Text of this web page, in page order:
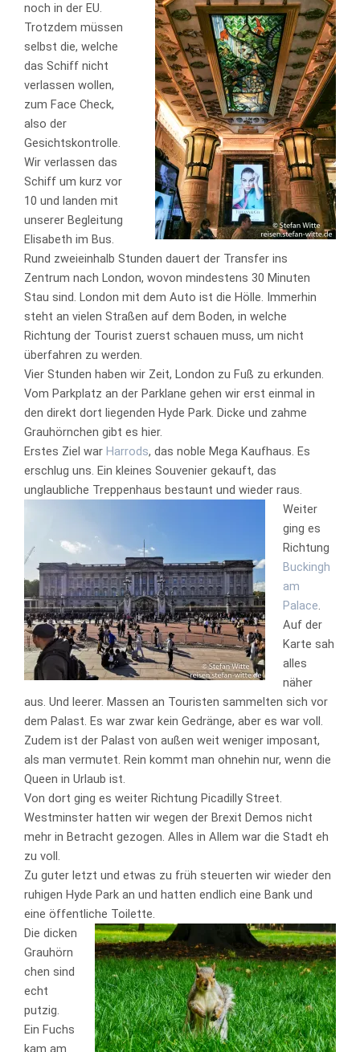
noch in der EU.
Trotzdem müssen
selbst die, welche
das Schiff nicht
verlassen wollen,
zum Face Check,
also der
Gesichtskontrolle.
Wir verlassen das
Schiff um kurz vor
10 und landen mit
unserer Begleitung
Elisabeth im Bus.
Rund zweieinhalb Stunden dauert der Transfer ins
Zentrum nach London, wovon mindestens 30 Minuten
Stau sind. London mit dem Auto ist die Hölle. Immerhin
steht an vielen Straßen auf dem Boden, in welche
Richtung der Tourist zuerst schauen muss, um nicht
überfahren zu werden.
Vier Stunden haben wir Zeit, London zu Fuß zu erkunden.
Vom Parkplatz an der Parklane gehen wir erst einmal in
den direkt dort liegenden Hyde Park. Dicke und zahme
Grauhörnchen gibt es hier.
Erstes Ziel war Harrods, das noble Mega Kaufhaus. Es
erschlug uns. Ein kleines Souvenier gekauft, das
unglaubliche Treppenhaus bestaunt und wieder raus.
Weiter
ging es
Richtung
Buckingh
am
Palace.
Auf der
Karte sah
alles
näher
aus. Und leerer. Massen an Touristen sammelten sich vor
dem Palast. Es war zwar kein Gedränge, aber es war voll.
Zudem ist der Palast von außen weit weniger imposant,
als man vermutet. Rein kommt man ohnehin nur, wenn die
Queen in Urlaub ist.
Von dort ging es weiter Richtung Picadilly Street.
Westminster hatten wir wegen der Brexit Demos nicht
mehr in Betracht gezogen. Alles in Allem war die Stadt eh
zu voll.
Zu guter letzt und etwas zu früh steuerten wir wieder den
ruhigen Hyde Park an und hatten endlich eine Bank und
eine öffentliche Toilette.
Die dicken
Grauhörn
chen sind
echt
putzig.
Ein Fuchs
kam am